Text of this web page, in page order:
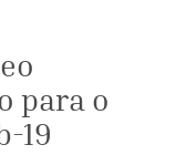
para o
19